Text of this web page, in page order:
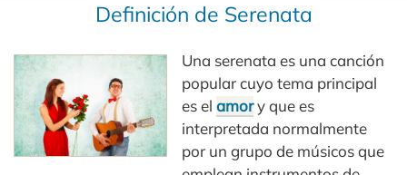
Definición de Serenata
Una serenata es una canción
popular cuyo tema principal
es elamory que es
interpretada normalmente
por un grupo de músicos que